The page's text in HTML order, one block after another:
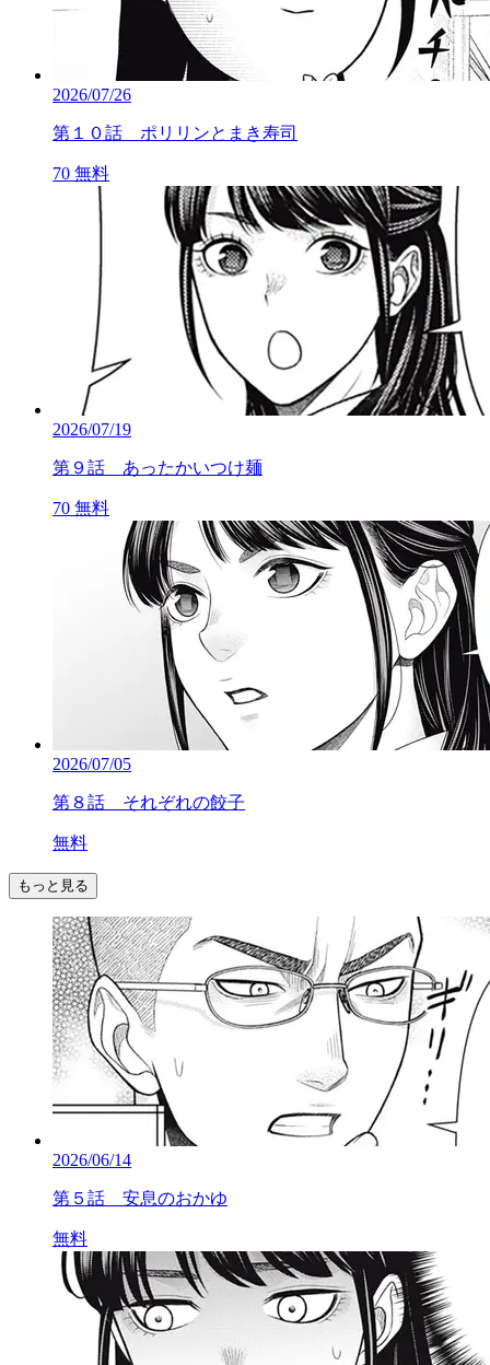
2026/07/26
第１０話 ポリリンとまき寿司
70 無料
2026/07/19
第９話 あったかいつけ麺
70 無料
2026/07/05
第８話 それぞれの餃子
無料
もっと見る
2026/06/14
第５話 安息のおかゆ
無料